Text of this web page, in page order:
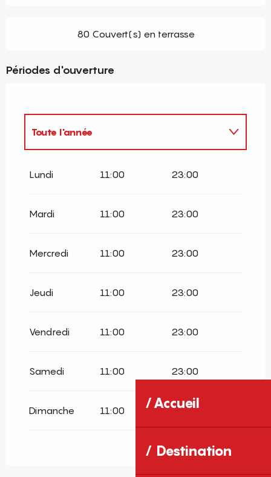
Accueil
Destination
80 Couvert(s) en terrasse
Périodes d'ouverture
Toute l'année
Lundi 11:00 23:00
Mardi 11:00 23:00
Mercredi 11:00 23:00
Jeudi 11:00 23:00
Vendredi 11:00 23:00
Samedi 11:00 23:00
Dimanche 11:00 23:00